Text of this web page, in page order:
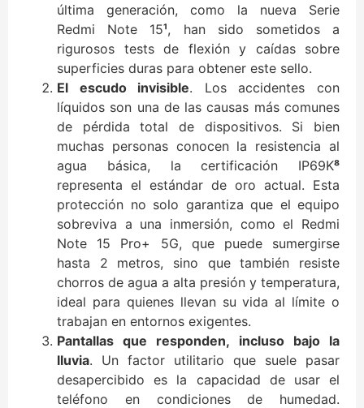
última generación, como la nueva Serie
Redmi Note 15¹, han sido sometidos a
rigurosos tests de flexión y caídas sobre
superficies duras para obtener este sello.
El escudo invisible. Los accidentes con
líquidos son una de las causas más comunes
de pérdida total de dispositivos. Si bien
muchas personas conocen la resistencia al
agua básica, la certificación IP69K⁸
representa el estándar de oro actual. Esta
protección no solo garantiza que el equipo
sobreviva a una inmersión, como el Redmi
Note 15 Pro+ 5G, que puede sumergirse
hasta 2 metros, sino que también resiste
chorros de agua a alta presión y temperatura,
ideal para quienes llevan su vida al límite o
trabajan en entornos exigentes.
Pantallas que responden, incluso bajo la
lluvia. Un factor utilitario que suele pasar
desapercibido es la capacidad de usar el
teléfono en condiciones de humedad.